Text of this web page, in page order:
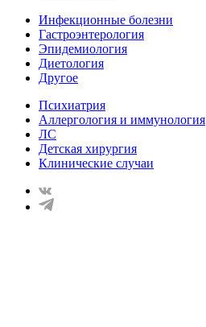
Инфекционные болезни
Гастроэнтерология
Эпидемиология
Диетология
Другое
Психиатрия
Аллергология и иммунология
ЛС
Детская хирургия
Клинические случаи